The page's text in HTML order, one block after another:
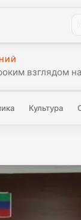
взглядом
Культура